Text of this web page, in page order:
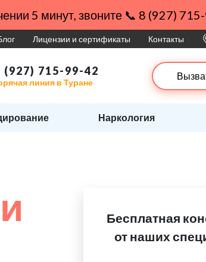
5 минут, звоните 📞 8 (927)
Лицензии и сертификаты Контакты
(927) 715-99-42
линия в Туране
Наркология
Бесплатная
от наших